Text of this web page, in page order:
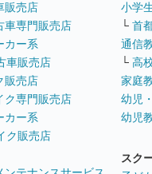
販売店
車専門販売店
カー系
販売店
販売店
ク専門販売店
カー系
販売店
小学
└ 首
通信
└ 高
家庭
幼児
幼児
スク